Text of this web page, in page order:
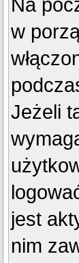
Na
w
Jeżeli
jest
nim